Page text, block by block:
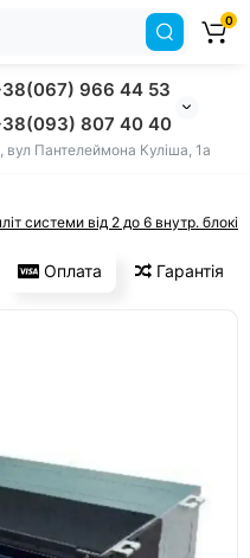
966 44 53
807 40 40
вул Пантелеймона Куліша, 1а
0
системи від 2 до 6 внутр. блоків
Оплата Гарантія